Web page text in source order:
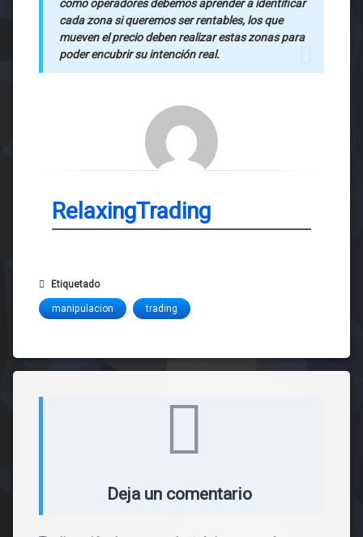
como operadores debemos aprender a identificar
cada zona si queremos ser rentables, los que
mueven el precio deben realizar estas zonas para
poder encubrir su intención real.
RelaxingTrading
Etiquetado
manipulacion trading
Deja un comentario